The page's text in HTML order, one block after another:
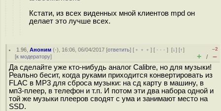
Кстати, из всех виденных мной клиентов mpd он
делает это лучше всех.
1.96 ,Аноним (-), 16:06, 06/04/2017 [ответить] [ ﹢﹢﹢] [ · · ·][↓] [↑]
[к модератору]
–2
+ / –
Да сделайте уже кто-нибудь аналог Calibre, но для музыки!
Реально бесит, когда руками приходится конвертировать из
FLAC в MP3 для сброса музыки: на сд карту в машину, в
мп3-плеер, в телефон и т.п. И потом эти два набора одной и
той же музыки плееров сводят с ума и занимают место на
SSD.